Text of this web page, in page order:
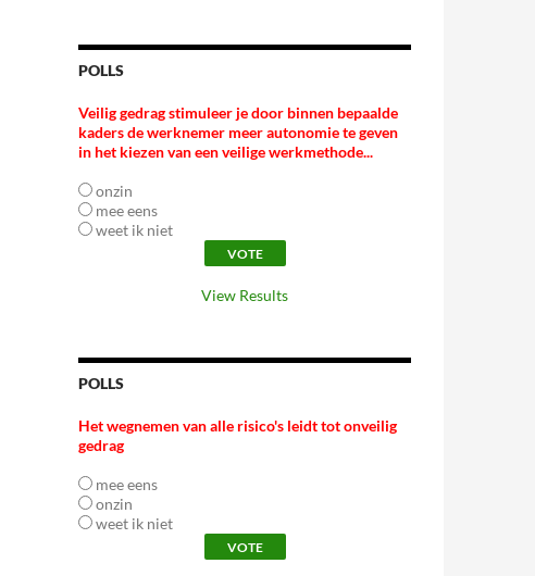
POLLS
Veilig gedrag stimuleer je door binnen bepaalde
kaders de werknemer meer autonomie te geven
in het kiezen van een veilige werkmethode...
onzin
mee eens
weet ik niet
View Results
POLLS
Het wegnemen van alle risico's leidt tot onveilig
gedrag
mee eens
onzin
weet ik niet